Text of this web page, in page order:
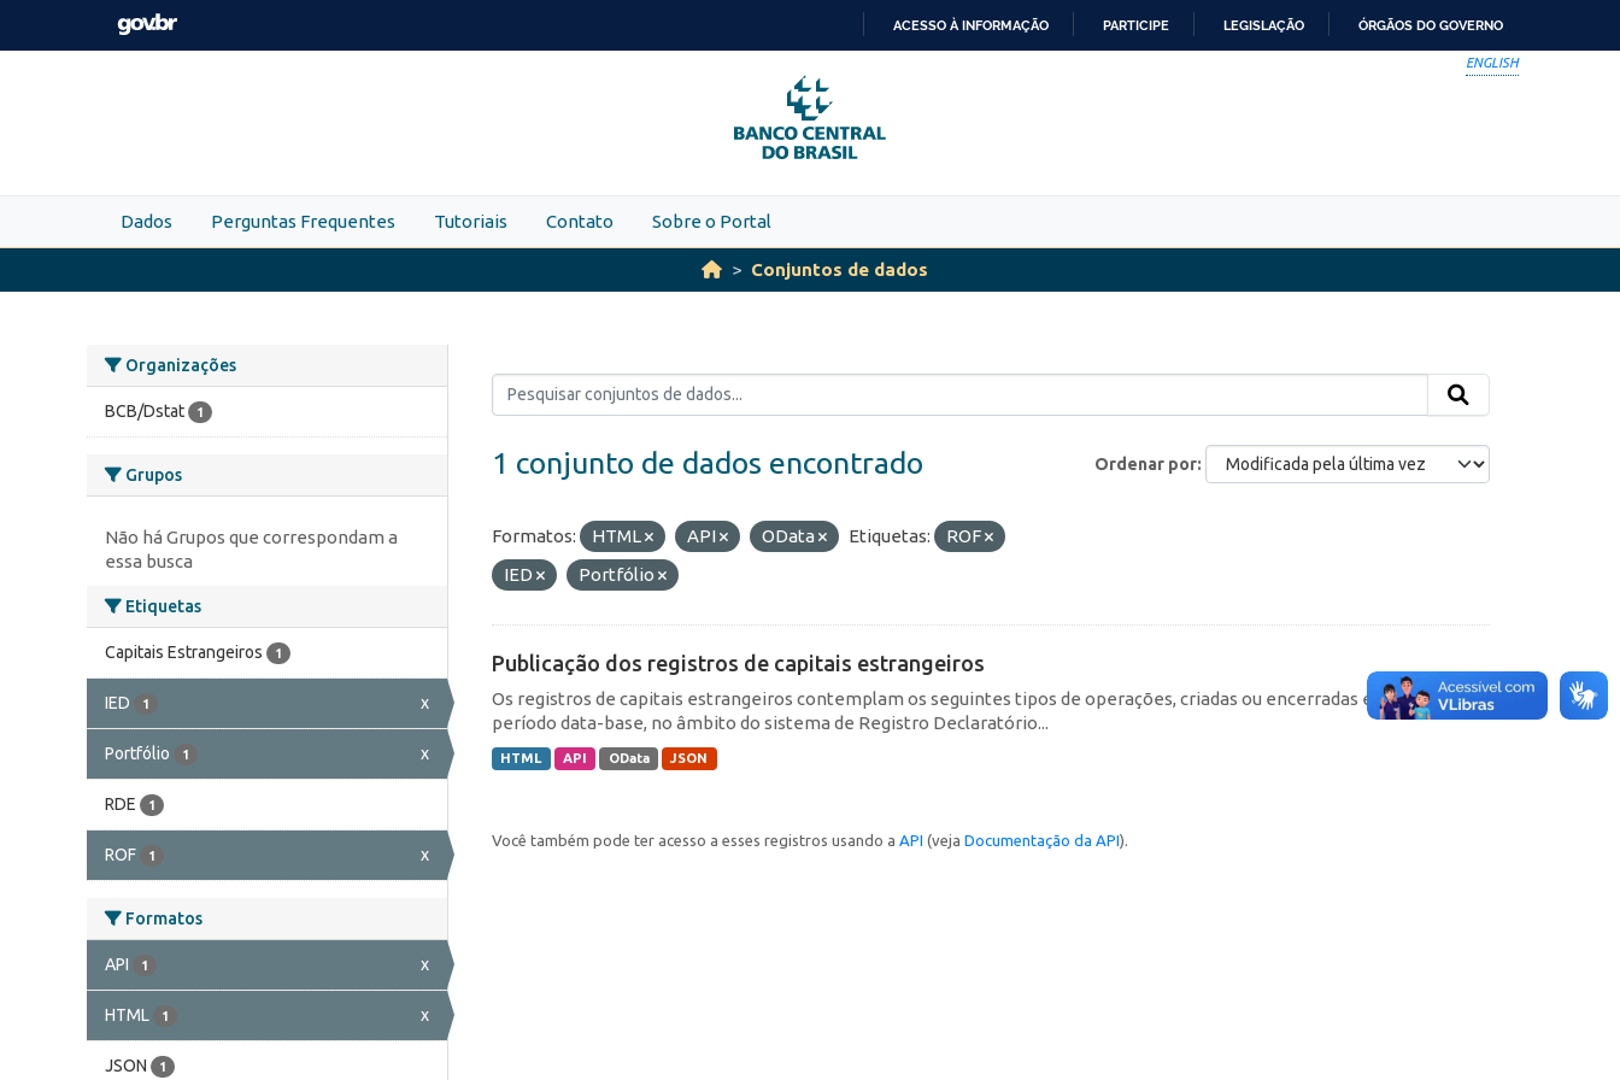
Skip to main content
PARA
O
CONTEÚDO
ACESSO À INFORMAÇÃO PARTICIPE LEGISLAÇÃO ÓRGÃOS DO GOVERNO
ENGLISH
Dados Perguntas Frequentes Tutoriais Contato Sobre o Portal
Conjuntos de dados
Organizações
BCB/Dstat 1
Grupos
Não há Grupos que correspondam a
essa busca
Etiquetas
Capitais Estrangeiros 1
IED 1 x
Portfólio 1 x
RDE 1
ROF 1 x
Formatos
API 1 x
HTML 1 x
JSON 1
Ordenar por
1 conjunto de dados encontrado
Formatos: HTML API OData Etiquetas:
ROF
IED
Portfólio
Publicação dos registros de capitais estrangeiros
Os registros de capitais estrangeiros contemplam os seguintes tipos de operações, criadas ou encerradas em cada
período data-base, no âmbito do sistema de Registro Declaratório...
HTML API OData JSON
Você também pode ter acesso a esses registros usando a API (veja Documentação da API).